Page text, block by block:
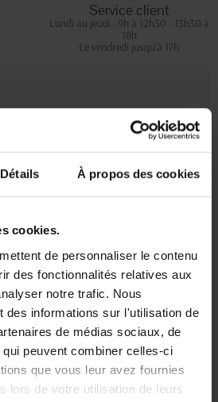
Détails À propos des cookies
cookies.
de personnaliser le contenu
des fonctionnalités relatives aux
notre trafic. Nous
des informations sur l'utilisation de
de médias sociaux, de
peuvent combiner celles-ci
que vous leur avez fournies
lors de votre utilisation de leurs
Service client
Lundi au jeudi : 9h à 12h30 - 13h30 à
18h
Le vendredi jusqu'à 17h
froid / chaud contre les
est un coussin de gel pensé pour des
?
dans de nombreux traitements grâce
thérapeutiques.
sciatalgies, rigidité articulaire,
? Alors lathermothérapie(en
de la compresse) saura vous soulager